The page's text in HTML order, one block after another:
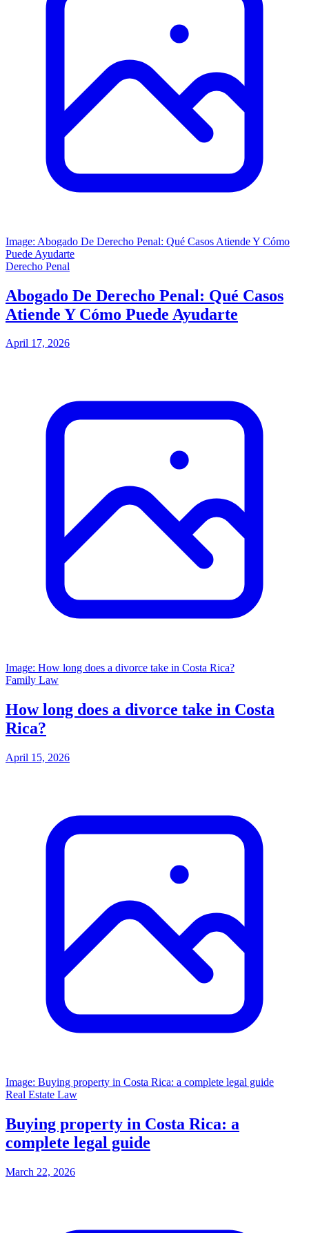
Image: Abogado De Derecho Penal: Qué Casos Atiende Y Cómo
Puede Ayudarte
Derecho Penal
Abogado De Derecho Penal: Qué Casos
Atiende Y Cómo Puede Ayudarte
April 17, 2026
Image: How long does a divorce take in Costa Rica?
Family Law
How long does a divorce take in Costa
Rica?
April 15, 2026
Image: Buying property in Costa Rica: a complete legal guide
Real Estate Law
Buying property in Costa Rica: a
complete legal guide
March 22, 2026